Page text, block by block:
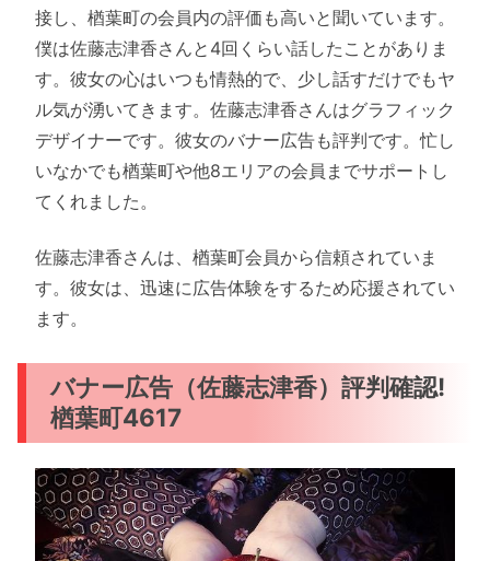
接し、楢葉町の会員内の評価も高いと聞いています。
僕は佐藤志津香さんと4回くらい話したことがありま
す。彼女の心はいつも情熱的で、少し話すだけでもヤ
ル気が湧いてきます。佐藤志津香さんはグラフィック
デザイナーです。彼女のバナー広告も評判です。忙し
いなかでも楢葉町や他8エリアの会員までサポートし
てくれました。
佐藤志津香さんは、楢葉町会員から信頼されていま
す。彼女は、迅速に広告体験をするため応援されてい
ます。
バナー広告（佐藤志津香）評判確認!
楢葉町4617